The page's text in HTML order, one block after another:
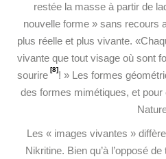
restée la masse à partir de
nouvelle forme » sans recours
plus réelle et plus vivante.
vivante que tout visage où sont
sourire [8]! » Les formes
des formes mimétiques, et
Les « images vivantes »
Nikritine. Bien qu’à l’opposé